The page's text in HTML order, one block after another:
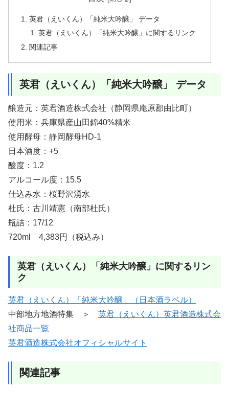
英君（えいくん）「純米大吟醸」 データ
英君（えいくん）「純米大吟醸」に関するリンク
関連記事
英君（えいくん）「純米大吟醸」 データ
醸造元：英君酒造株式会社（静岡県庵原郡由比町）
使用米：兵庫県産山田錦40%精米
使用酵母：静岡酵母HD-1
日本酒度：+5
酸度：1.2
アルコール度：15.5
仕込み水：桜野沢湧水
杜氏：古川靖憲（南部杜氏）
瓶詰：17/12
720ml 4,383円（税込み）
英君（えいくん）「純米大吟醸」に関するリン
ク
英君（えいくん）「純米大吟醸」（日本酒ラベル）
中部地方地酒特集 ＞ 英君（えいくん）英君酒造株式会
社商品一覧
英君酒造株式会社オフィシャルサイト
関連記事